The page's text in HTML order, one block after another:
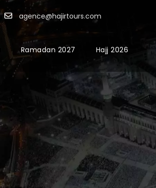
agence@hajirtours.com
Ramadan 2027 Hajj 2026